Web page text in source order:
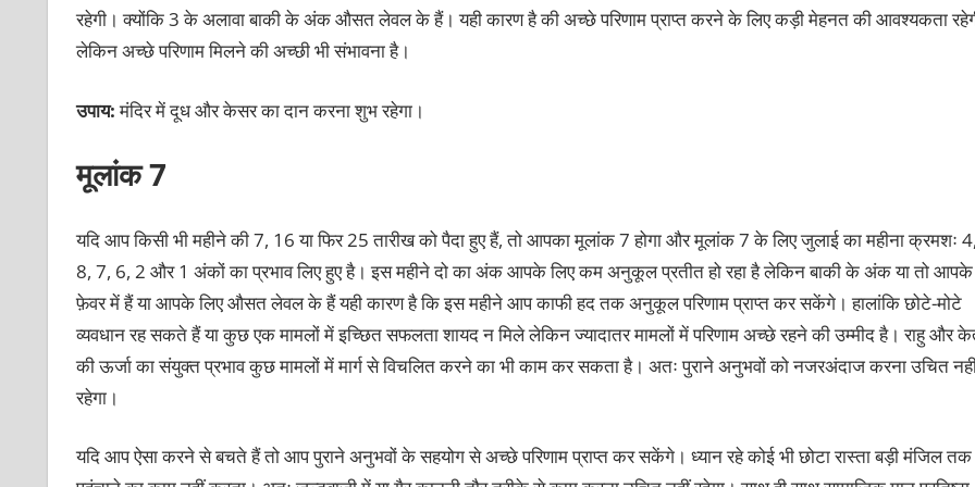
रहेगी। क्योंकि 3 के अलावा बाकी के अंक औसत लेवल के हैं। यही कारण है की अच्छे परिणाम प्राप्त करने के लिए कड़ी मेहनत की आवश्यकता
लेकिन अच्छे परिणाम मिलने की अच्छी भी संभावना है।
उपाय:मंदिर में दूध और केसर का दान करना शुभ रहेगा।
मूलांक 7
यदि आप किसी भी महीने की 7, 16 या फिर 25 तारीख को पैदा हुए हैं, तो आपका मूलांक 7 होगा और मूलांक 7 के लिए जुलाई का महीना क्रमशः 4,
8, 7, 6, 2 और 1 अंकों का प्रभाव लिए हुए है। इस महीने दो का अंक आपके लिए कम अनुकूल प्रतीत हो रहा है लेकिन बाकी के अंक या तो आपके
फ़ेवर में हैं या आपके लिए औसत लेवल के हैं यही कारण है कि इस महीने आप काफी हद तक अनुकूल परिणाम प्राप्त कर सकेंगे। हालांकि छोटे-मोटे
व्यवधान रह सकते हैं या कुछ एक मामलों में इच्छित सफलता शायद न मिले लेकिन ज्यादातर मामलों में परिणाम अच्छे रहने की उम्मीद है। राहु और
की ऊर्जा का संयुक्त प्रभाव कुछ मामलों में मार्ग से विचलित करने का भी काम कर सकता है। अतः पुराने अनुभवों को नजरअंदाज करना उचित
रहेगा।
यदि आप ऐसा करने से बचते हैं तो आप पुराने अनुभवों के सहयोग से अच्छे परिणाम प्राप्त कर सकेंगे। ध्यान रहे कोई भी छोटा रास्ता बड़ी मंजिल तक